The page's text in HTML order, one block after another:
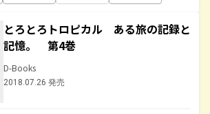
とろとろトロピカル ある旅の記録と
記憶。 第4巻
D-Books
2018.07.26 発売